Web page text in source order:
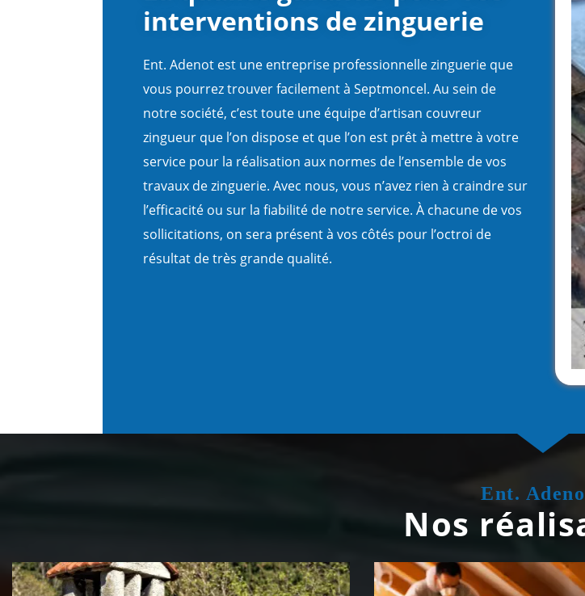
interventions de zinguerie
Ent. Adenot est une entreprise professionnelle zinguerie que
vous pourrez trouver facilement à Septmoncel. Au sein de
notre société, c’est toute une équipe d’artisan couvreur
zingueur que l’on dispose et que l’on est prêt à mettre à votre
service pour la réalisation aux normes de l’ensemble de vos
travaux de zinguerie. Avec nous, vous n’avez rien à craindre sur
l’efficacité ou sur la fiabilité de notre service. À chacune de vos
sollicitations, on sera présent à vos côtés pour l’octroi de
résultat de très grande qualité.
Ent.
Nos